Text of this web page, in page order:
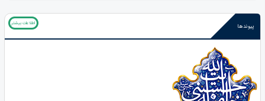
پیوندها اطلاعات بیشتر